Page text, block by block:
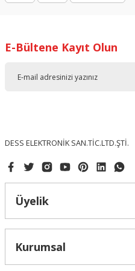
Bu ürüne benzer farklı
E-Bültene Kayıt Olun
DESS ELEKTRONİK SAN.TİC.LTD.ŞTİ.
Üyelik
Kurumsal